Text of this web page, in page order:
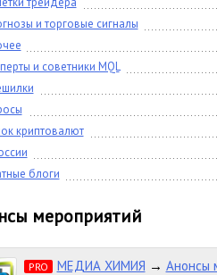
и торговые сигналы
и советники MQL
криптовалют
блоги
мероприятий
PRO МЕДИА ХИМИЯ → Анонсы